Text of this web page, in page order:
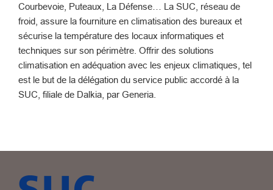
Courbevoie, Puteaux, La Défense… La SUC, réseau de
froid, assure la fourniture en climatisation des bureaux et
sécurise la température des locaux informatiques et
techniques sur son périmètre. Offrir des solutions
climatisation en adéquation avec les enjeux climatiques, tel
est le but de la délégation du service public accordé à la
SUC, filiale de Dalkia, par Generia.